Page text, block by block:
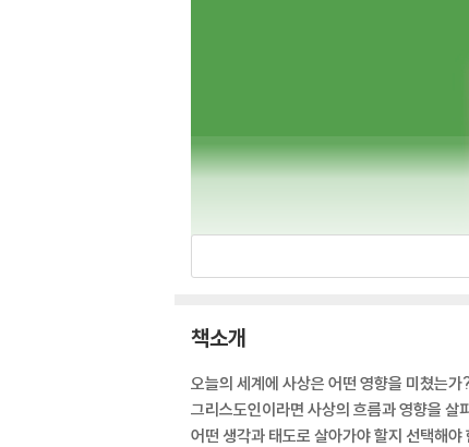
책소개
오늘의 세계에 사상은 어떤 영향을 미쳤는가
그리스도인이라면 사상의 흐름과 영향을 살
어떤 생각과 태도로 살아가야 할지 선택해야